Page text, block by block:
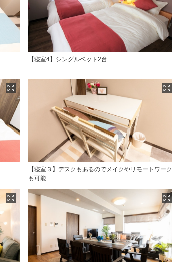
【寝室4】シングルベット2台
【寝室３】デスクもあるのでメイクやリモートワーク
も可能